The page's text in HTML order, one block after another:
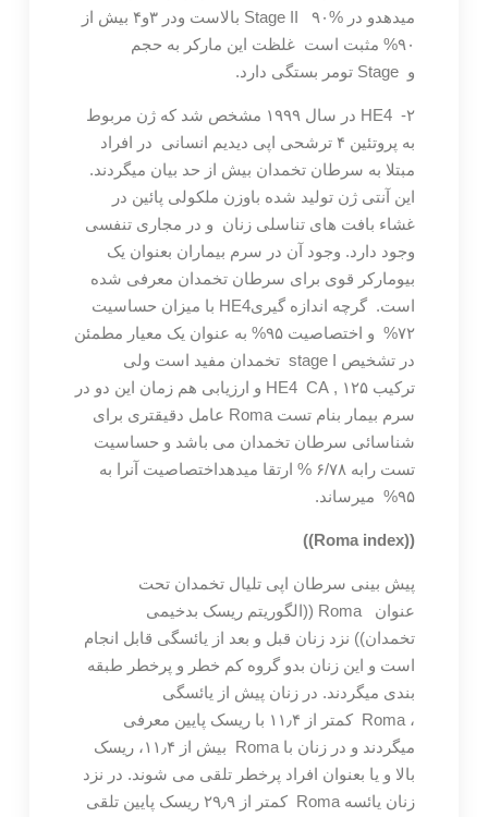
میدهدو در Stage II ۹۰% بالاست ودر ۳و۴ بیش از
۹۰% مثبت است غلظت این مارکر به حجم
و Stage تومر بستگی دارد.
۲- HE4 در سال ۱۹۹۹ مشخص شد که ژن مربوط
به پروتئین ۴ ترشحی اپی دیدیم انسانی در افراد
مبتلا به سرطان تخمدان بیش از حد بیان میگردند.
این آنتی ژن تولید شده باوزن ملکولی پائین در
غشاء بافت های تناسلی زنان و در مجاری تنفسی
وجود دارد. وجود آن در سرم بیماران بعنوان یک
بیومارکر قوی برای سرطان تخمدان معرفی شده
است. گرچه اندازه گیریHE4 با میزان حساسیت
۷۲% و اختصاصیت ۹۵% به عنوان یک معیار مطمئن
در تشخیص stage I تخمدان مفید است ولی
ترکیب ۱۲۵ , HE4 CA و ارزیابی هم زمان این دو در
سرم بیمار بنام تست Roma عامل دقیقتری برای
شناسائی سرطان تخمدان می باشد و حساسیت
تست رابه ۶/۷۸ % ارتقا میدهداختصاصیت آنرا به
۹۵% میرساند.
((
Roma index
))
پیش بینی سرطان اپی تلیال تخمدان تحت
عنوان Roma ((الگوریتم ریسک بدخیمی
تخمدان)) نزد زنان قبل و بعد از یائسگی قابل انجام
است و این زنان بدو گروه کم خطر و پرخطر طبقه
بندی میگردند. در زنان پیش از یائسگی
، Roma کمتر از ۱۱٫۴ با ریسک پایین معرفی
میگردند و در زنان با Roma بیش از ۱۱٫۴، ریسک
بالا و یا بعنوان افراد پرخطر تلقی می شوند. در نزد
زنان یائسه Roma کمتر از ۲۹٫۹ ریسک پایین تلقی